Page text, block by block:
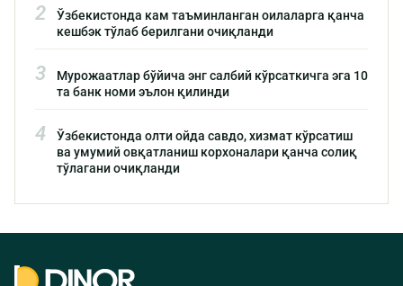
2
Ўзбекистонда кам таъминланган оилаларга қанча
кешбэк тўлаб берилгани очиқланди
3
Мурожаатлар бўйича энг салбий кўрсаткичга эга 10
та банк номи эълон қилинди
4
Ўзбекистонда олти ойда савдо, хизмат кўрсатиш
ва умумий овқатланиш корхоналари қанча солиқ
тўлагани очиқланди